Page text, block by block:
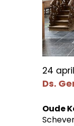
Ds.
24
Oude